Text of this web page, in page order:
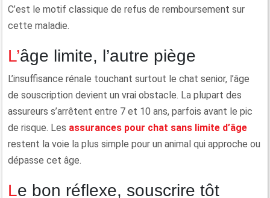
C’est le motif classique de refus de remboursement sur
cette maladie.
L’âge limite, l’autre piège
L’insuffisance rénale touchant surtout le chat senior, l’âge
de souscription devient un vrai obstacle. La plupart des
assureurs s’arrêtent entre 7 et 10 ans, parfois avant le pic
de risque. Les assurances pour chat sans limite d’âge
restent la voie la plus simple pour un animal qui approche ou
dépasse cet âge.
Le bon réflexe, souscrire tôt